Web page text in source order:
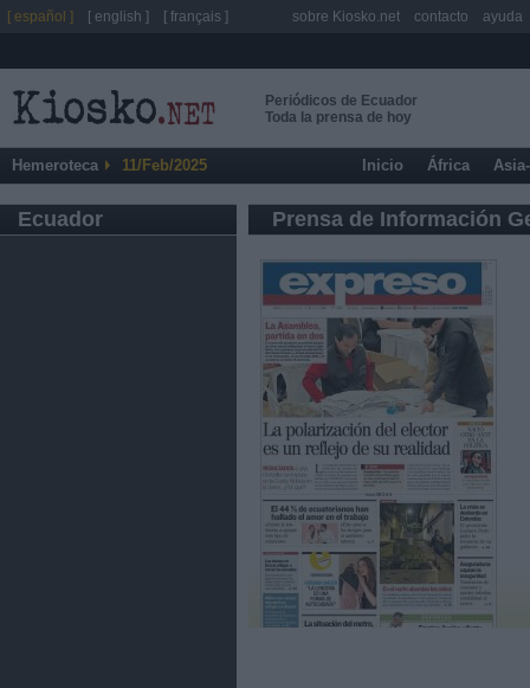
Periódicos de Ecuador
Toda la prensa de hoy
Hemeroteca 11/Feb/2025 Inicio África
Ecuador Prensa de Información
[ español ] [ english ] [ français ] sobre Kiosko.net contacto ayuda